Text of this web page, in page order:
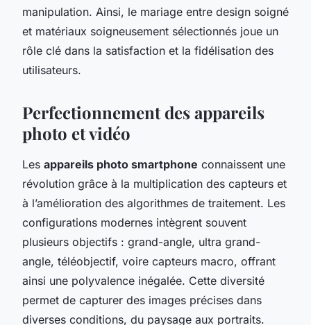
manipulation. Ainsi, le mariage entre design soigné
et matériaux soigneusement sélectionnés joue un
rôle clé dans la satisfaction et la fidélisation des
utilisateurs.
Perfectionnement des appareils
photo et vidéo
Les appareils photo smartphone connaissent une
révolution grâce à la multiplication des capteurs et
à l’amélioration des algorithmes de traitement. Les
configurations modernes intègrent souvent
plusieurs objectifs : grand-angle, ultra grand-
angle, téléobjectif, voire capteurs macro, offrant
ainsi une polyvalence inégalée. Cette diversité
permet de capturer des images précises dans
diverses conditions, du paysage aux portraits.